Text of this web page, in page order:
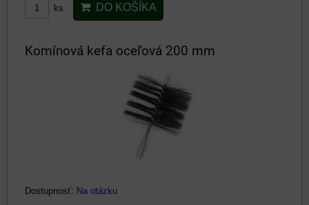
ks DO KOŠÍKA
Komínová kefa oceľová 200 mm
Dostupnosť: Na otázku